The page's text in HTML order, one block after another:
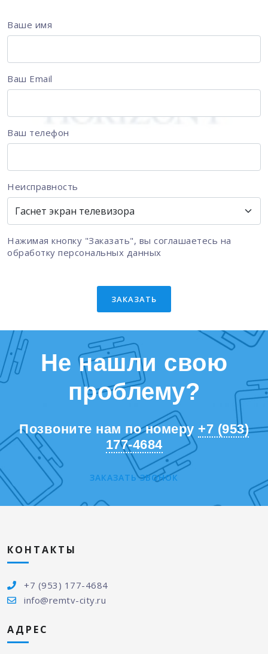
Ваше имя
Ваш Email
Ваш телефон
Неисправность
Нажимая кнопку "Заказать", вы соглашаетесь на
обработку персональных данных
ЗАКАЗАТЬ
Не нашли свою
проблему?
Позвоните нам по номеру +7 (953)
177-4684
ЗАКАЗАТЬ ЗВОНОК
КОНТАКТЫ
+7 (953) 177-4684
info@remtv-city.ru
АДРЕС